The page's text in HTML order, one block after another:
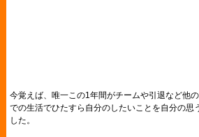
今覚えば、唯一この1年間がチームや引退など他
での生活でひたすら自分のしたいことを自分の思
した。